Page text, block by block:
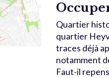
Quartier
quartier
traces déjà
notamment
Faut-il